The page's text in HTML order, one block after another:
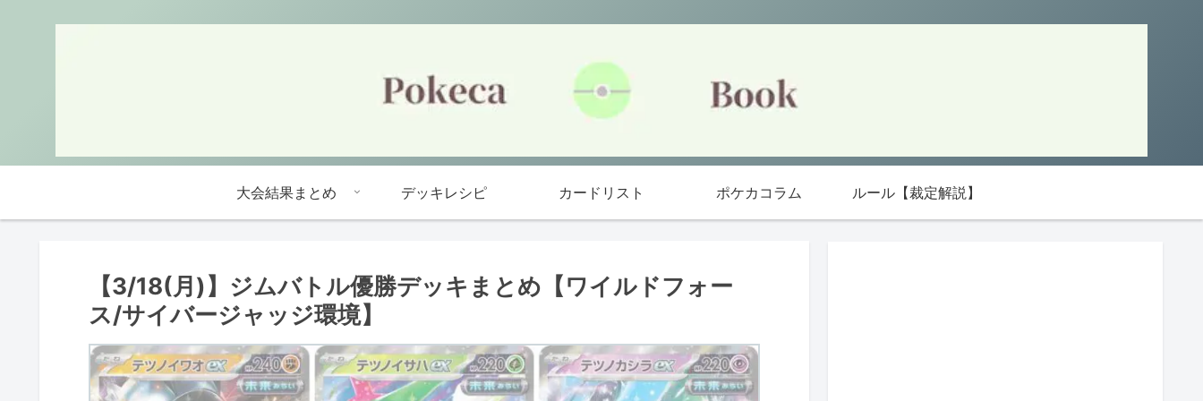
大会結果まとめ デッキレシピ カードリスト ポケカコラム ルール【裁定解説】
【3/18(月)】ジムバトル優勝デッキまとめ【ワイルドフォー
ス/サイバージャッジ環境】